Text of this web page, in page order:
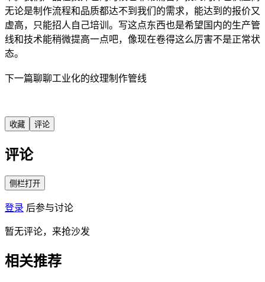
无论是制作流程和品质都达不到我们的需求，能达到的报价又
虚高，只能招人自己培训。写这点东西也是希望国内的生产管
线和技术能稍微提高一点吧，像现在卷得这么厉害不是正常状
态。
下一篇聊聊工业化的纹理制作管线
收藏 评论
评论
侧栏打开
登录 后参与讨论
暂无评论，来抢沙发
相关推荐